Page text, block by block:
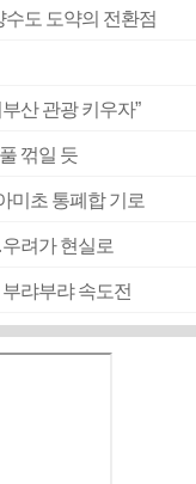
수도 도약의 전환점
산 관광 키우자”
꺾일 듯
미초 통폐합 기로
려가 현실로
랴부랴 속도전